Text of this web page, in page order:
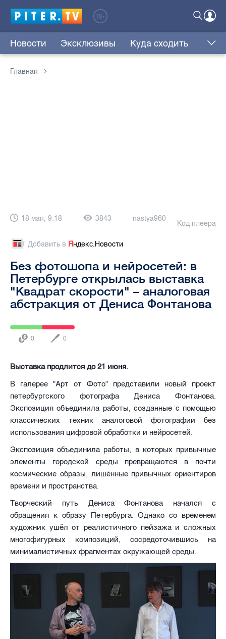
Новости Эксклюзивы Куда сходить
Главная
18 мая, 9:18 3843 nastya960
Код плеера
Добавить в Яндекс.Новости
Без фотошопа и нейросетей: в
Петербурге открылась выставка
"Квадрат скорости" – аналоговая
абстракция от Дениса Фонтанова
0 0
Выставка продлится до 21 июня.
В галерее "Арт от Фото" представили новый проект
петербургского фотографа Дениса Фонтанова.
Экспозиция объединила работы, созданные с помощью
классических техник аналоговой фотографии без
использования цифровой обработки и нейросетей.
Экспозиция объединила работы, в которых привычные
элементы городской среды превращаются в почти
космические образы, лишённые привычных ориентиров
времени и пространства.
Творческий путь Дениса Фонтанова начался с
обращения к образу Петербурга. Однако со временем
художник ушёл от реалистичного пейзажа и сложных
многофигурных композиций, сосредоточившись на
минималистичных фрагментах окружающей среды.